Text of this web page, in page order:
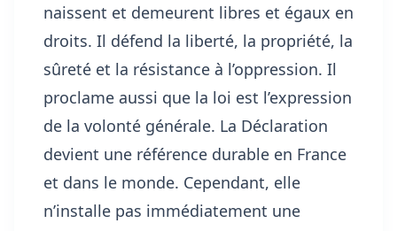
naissent et demeurent libres et égaux en
droits. Il défend la liberté, la propriété, la
sûreté et la résistance à l’oppression. Il
proclame aussi que la loi est l’expression
de la volonté générale. La Déclaration
devient une référence durable en France
et dans le monde. Cependant, elle
n’installe pas immédiatement une